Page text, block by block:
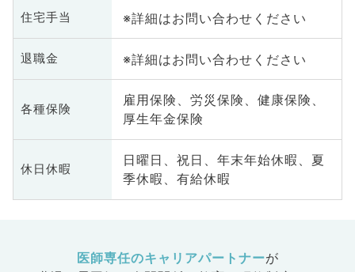
住宅手当 ※詳細はお問い合わせください
退職金 ※詳細はお問い合わせください
各種保険
雇用保険、労災保険、健康保険、
厚生年金保険
休日休暇
日曜日、祝日、年末年始休暇、夏
季休暇、有給休暇
医師専任のキャリアパートナーが